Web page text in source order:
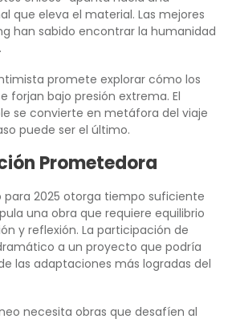
que eleva el material. Las mejores
han sabido encontrar la humanidad
promete explorar cómo los
forjan bajo presión extrema. El
se convierte en metáfora del viaje
puede ser el último.
Prometedora
para 2025 otorga tiempo suficiente
una obra que requiere equilibrio
y reflexión. La participación de
a un proyecto que podría
las adaptaciones más logradas del
necesita obras que desafíen al